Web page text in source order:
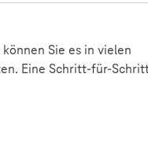
Sie es in vielen
Eine Schritt-für-